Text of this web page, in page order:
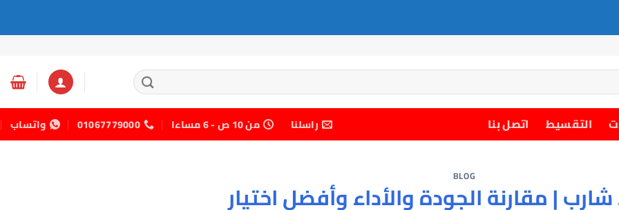
التقسيط اتصل بنا راسلنا من 10 ص - 6 مساءا 01067779000 واتساب
BLOG
شارب | مقارنة الجودة والأداء وأفضل اختيار